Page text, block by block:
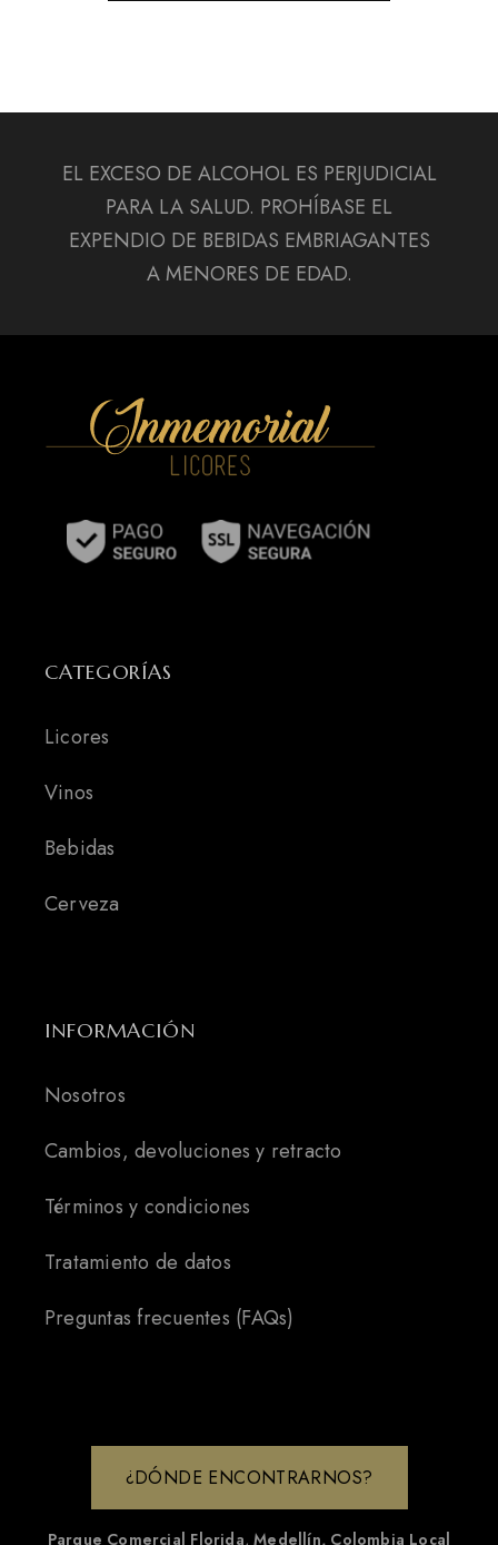
EL EXCESO DE ALCOHOL ES PERJUDICIAL
PARA LA SALUD. PROHÍBASE EL
EXPENDIO DE BEBIDAS EMBRIAGANTES
A MENORES DE EDAD.
CATEGORÍAS
Licores
Vinos
Bebidas
Cerveza
INFORMACIÓN
Nosotros
Cambios, devoluciones y retracto
Términos y condiciones
Tratamiento de datos
Preguntas frecuentes (FAQs)
¿DÓNDE ENCONTRARNOS?
Parque Comercial Florida,Medellín, Colombia Local